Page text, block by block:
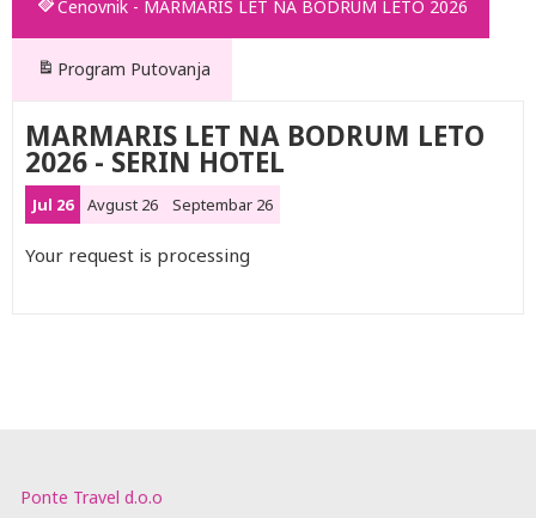
Cenovnik - MARMARIS LET NA BODRUM LETO 2026
Program Putovanja
MARMARIS LET NA BODRUM LETO
2026 - SERIN HOTEL
Jul 26 Avgust 26 Septembar 26
Your request is processing
Ponte Travel d.o.o